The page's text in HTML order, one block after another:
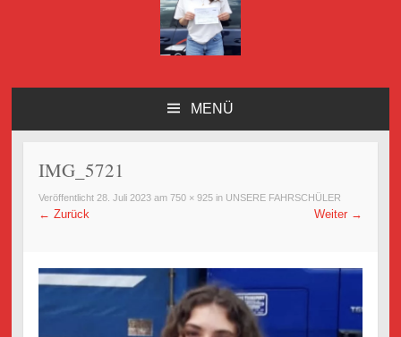
City-Fahrschule Göttingen
MENÜ
IMG_5721
Veröffentlicht 28. Juli 2023 am750 × 925 in UNSERE FAHRSCHÜLER
← Zurück Weiter →